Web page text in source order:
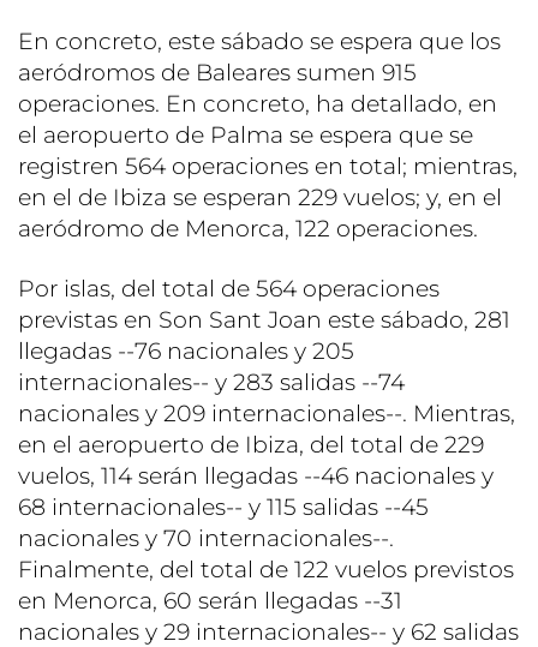
En concreto, este sábado se espera que los
aeródromos de Baleares sumen 915
operaciones. En concreto, ha detallado, en
el aeropuerto de Palma se espera que se
registren 564 operaciones en total; mientras,
en el de Ibiza se esperan 229 vuelos; y, en el
aeródromo de Menorca, 122 operaciones.
Por islas, del total de 564 operaciones
previstas en Son Sant Joan este sábado, 281
llegadas --76 nacionales y 205
internacionales-- y 283 salidas --74
nacionales y 209 internacionales--. Mientras,
en el aeropuerto de Ibiza, del total de 229
vuelos, 114 serán llegadas --46 nacionales y
68 internacionales-- y 115 salidas --45
nacionales y 70 internacionales--.
Finalmente, del total de 122 vuelos previstos
en Menorca, 60 serán llegadas --31
nacionales y 29 internacionales-- y 62 salidas